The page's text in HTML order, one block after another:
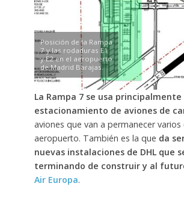
Posición de la Rampa
7 y las rodaduras E1
y E2 en el aeropuerto
de Madrid Barajas.
La Rampa 7 se usa
estacionamiento de aviones de
aviones que van a permanecer varios
aeropuerto. También es la que da
nuevas instalaciones de DHL que
terminando de construir y al
Air Europa.